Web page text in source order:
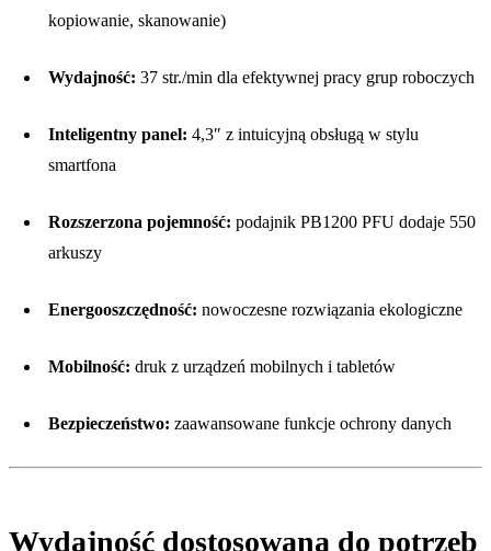
kopiowanie, skanowanie)
Wydajność: 37 str./min dla efektywnej pracy grup roboczych
Inteligentny panel: 4,3″ z intuicyjną obsługą w stylu
smartfona
Rozszerzona pojemność: podajnik PB1200 PFU dodaje 550
arkuszy
Energooszczędność: nowoczesne rozwiązania ekologiczne
Mobilność: druk z urządzeń mobilnych i tabletów
Bezpieczeństwo: zaawansowane funkcje ochrony danych
Wydajność dostosowana do potrzeb